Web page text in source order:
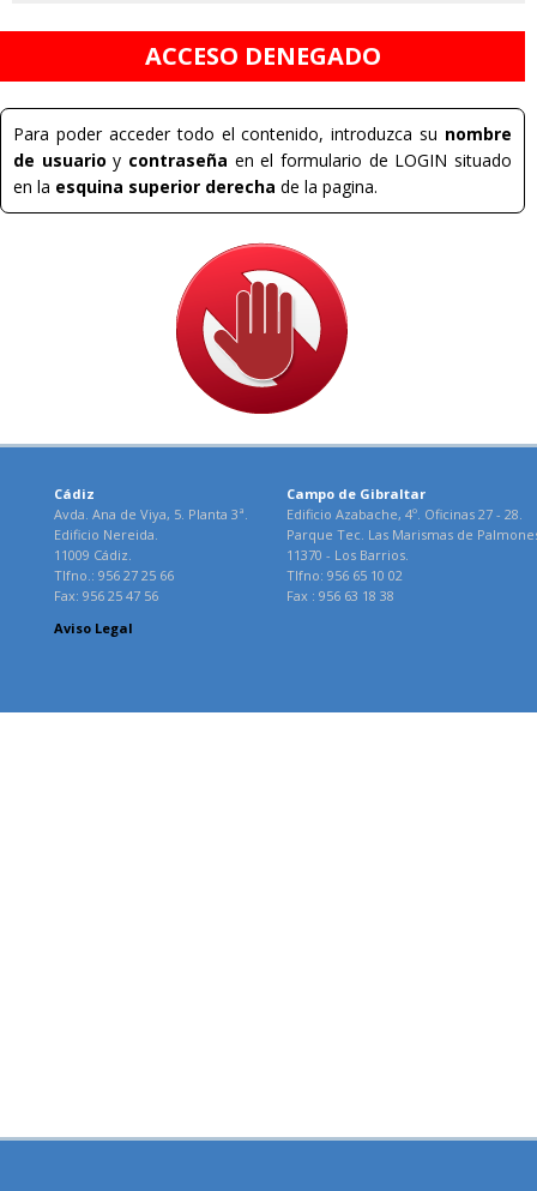
ACCESO DENEGADO
Para poder acceder todo el contenido, introduzca su nombre
de usuario y contraseña en el formulario de LOGIN situado
en la esquina superior derecha de la pagina.
Cádiz
Avda. Ana de Viya, 5. Planta 3ª.
Edificio Nereida.
11009 Cádiz.
Tlfno.: 956 27 25 66
Fax: 956 25 47 56
Campo de Gibraltar
Edificio Azabache, 4º. Oficinas 27 - 28.
Parque Tec. Las Marismas de
11370 - Los Barrios.
Tlfno: 956 65 10 02
Fax : 956 63 18 38
Aviso Legal